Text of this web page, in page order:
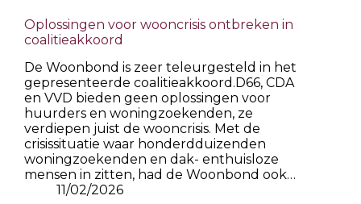
Oplossingen voor wooncrisis ontbreken in
coalitieakkoord
De Woonbond is zeer teleurgesteld in het
gepresenteerde coalitieakkoord.D66, CDA
en VVD bieden geen oplossingen voor
huurders en woningzoekenden, ze
verdiepen juist de wooncrisis. Met de
crisissituatie waar honderdduizenden
woningzoekenden en dak- enthuisloze
mensen in zitten, had de Woonbond ook…
11/02/2026